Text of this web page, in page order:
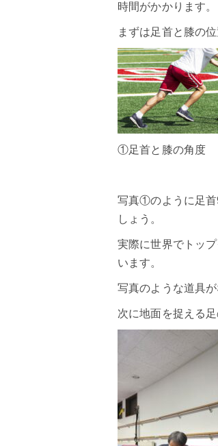
時間がかかります。
まずは足首と膝の位
①足首と膝の角度
写真①のように足首
しょう。
実際に世界でトッ
います。
写真のような道具
次に地面を捉える